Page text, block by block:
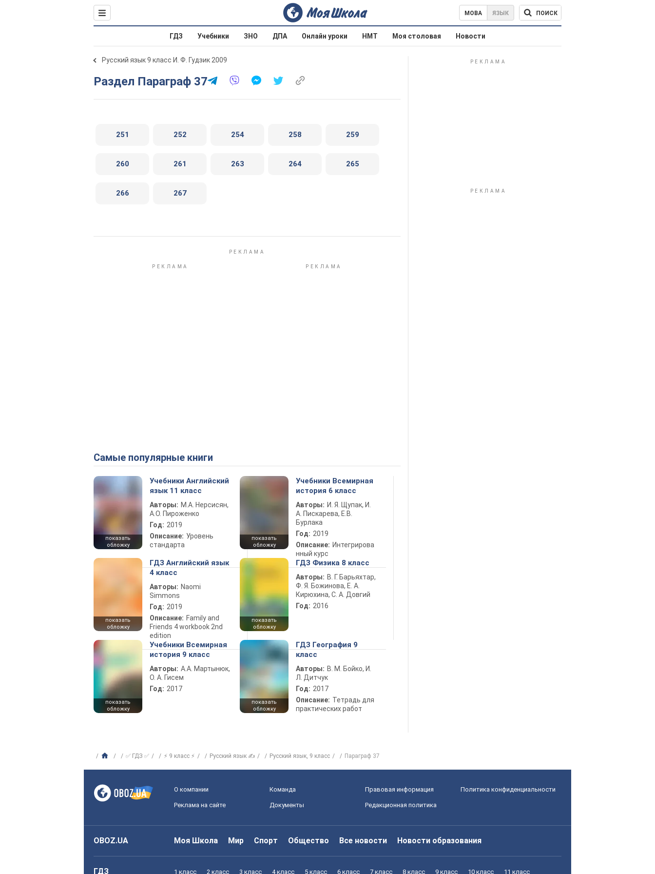
МОВА ЯЗЫК ПОИСК
ГДЗ Учебники ЗНО ДПА Онлайн уроки НМТ Моя столовая Новости
Русский язык 9 класс И. Ф. Гудзик 2009
Раздел Параграф 37
251 252 254 258 259
260 261 263 264 265
266 267
Самые популярные книги
показать
обложку
Учебники Английский
язык 11 класс
Авторы: М.А. Нерсисян,
А.О. Пироженко
Год: 2019
Описание: Уровень
стандарта
показать
обложку
Учебники Всемирная
история 6 класс
Авторы: И. Я. Щупак, И.
А. Пискарева, Е.В.
Бурлака
Год: 2019
Описание: Интегрирова
нный курс
показать
обложку
ГДЗ Английский язык
4 класс
Авторы: Naomi
Simmons
Год: 2019
Описание: Family and
Friends 4 workbook 2nd
edition
показать
обложку
ГДЗ Физика 8 класс
Авторы: В. Г. Барьяхтар,
Ф. Я. Божинова, Е. А.
Кирюхина, С. А. Довгий
Год: 2016
показать
обложку
Учебники Всемирная
история 9 класс
Авторы: А.А. Мартынюк,
О. А. Гисем
Год: 2017
показать
обложку
ГДЗ География 9
класс
Авторы: В. М. Бойко, И.
Л. Дитчук
Год: 2017
Описание: Тетрадь для
практических работ
✅ ГДЗ ✅ ⚡ 9 класс ⚡ Русский язык ✍ Русский язык, 9 класс Параграф 37
О компании Команда Правовая информация Политика конфиденциальности
Реклама на сайте Документы Редакционная политика
OBOZ.UA Моя Школа Мир Спорт Общество Все новости Новости образования
ГДЗ 1 класс 2 класс 3 класс 4 класс 5 класс 6 класс 7 класс 8 класс 9 класс 10 класс 11 класс